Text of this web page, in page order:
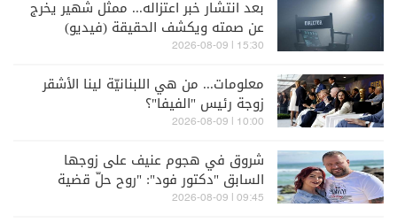
بعد انتشار خبر اعتزاله... ممثل شهير يخرج
عن صمته ويكشف الحقيقة (فيديو)
15:30 | 2026-08-09
معلومات... من هي اللبنانيّة لينا الأشقر
زوجة رئيس "الفيفا"؟
10:00 | 2026-08-09
شروق في هجوم عنيف على زوجها
السابق "دكتور فود": "روح حلّ قضية
المؤبد يلي عليك"
09:45 | 2026-08-09